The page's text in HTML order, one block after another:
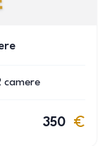
camere
350